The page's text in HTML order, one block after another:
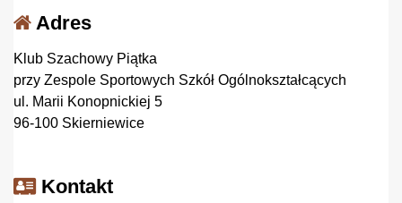
Adres
Klub Szachowy Piątka
przy Zespole Sportowych Szkół Ogólnokształcących
ul. Marii Konopnickiej 5
96-100 Skierniewice
Kontakt